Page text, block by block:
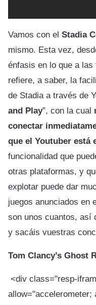
Vamos con el Stadia
mismo. Esta vez,
énfasis en lo que a
refiere, a saber, la
de Stadia a través de
and Play”, con la cual
conectar
que el Youtuber está
funcionalidad que
otras plataformas, y
explotar puede dar
juegos anunciados en
son unos cuantos, así
y sacáis vuestras
Tom Clancy’s Ghost
<div class="resp-
allow="accelerometer;